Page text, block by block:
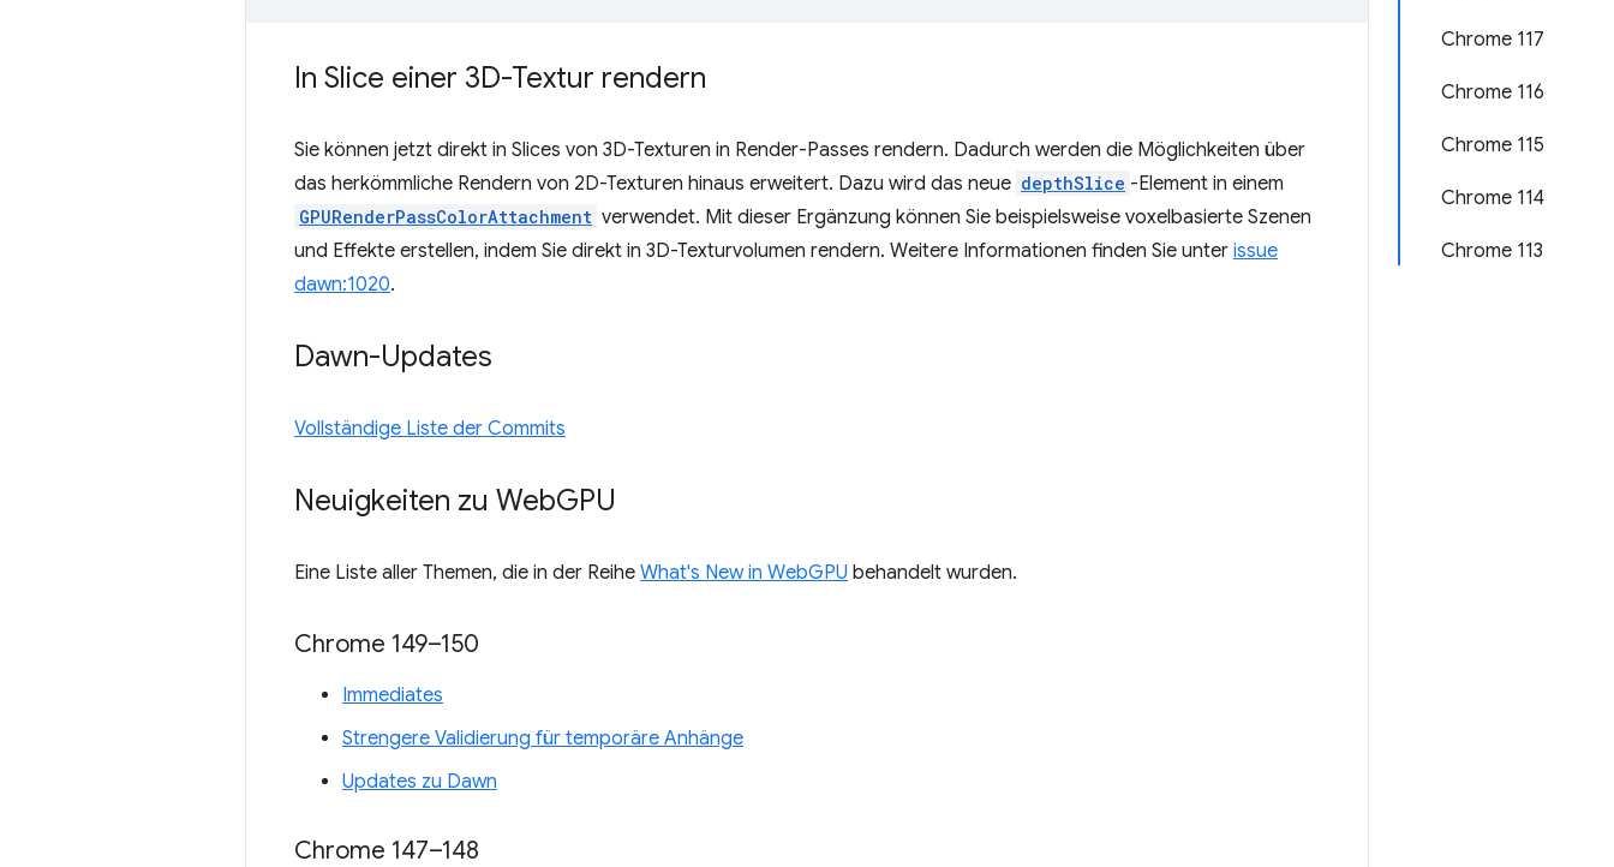
Chrome 117
Chrome 116
Chrome 115
Chrome 114
Chrome 113
In Slice einer 3D-Textur rendern
Sie können jetzt direkt in Slices von 3D-Texturen in Render-Passes rendern. Dadurch werden die Möglichkeiten über
das herkömmliche Rendern von 2D-Texturen hinaus erweitert. Dazu wird das neue depthSlice -Element in einem
GPURenderPassColorAttachment verwendet. Mit dieser Ergänzung können Sie beispielsweise voxelbasierte Szenen
und Effekte erstellen, indem Sie direkt in 3D-Texturvolumen rendern. Weitere Informationen finden Sie unter issue
dawn:1020.
Dawn-Updates
Vollständige Liste der Commits
Neuigkeiten zu WebGPU
Eine Liste aller Themen, die in der Reihe What's New in WebGPU behandelt wurden.
Chrome 149–150
Immediates
Strengere Validierung für temporäre Anhänge
Updates zu Dawn
Chrome 147–148